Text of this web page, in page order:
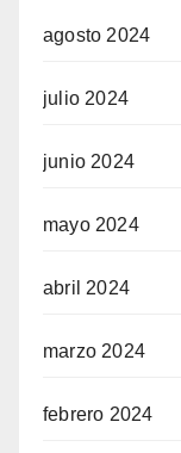
agosto 2024
julio 2024
junio 2024
mayo 2024
abril 2024
marzo 2024
febrero 2024